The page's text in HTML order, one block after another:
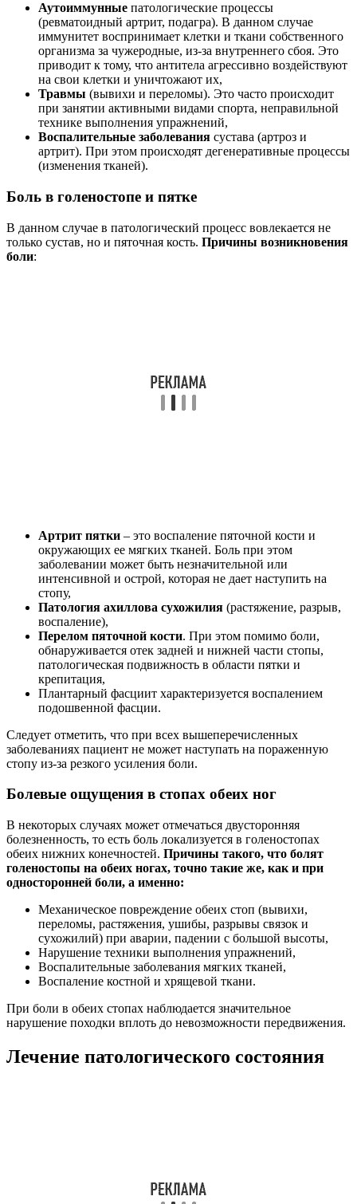
Аутоиммунные патологические процессы
(ревматоидный артрит, подагра). В данном случае
иммунитет воспринимает клетки и ткани собственного
организма за чужеродные, из-за внутреннего сбоя. Это
приводит к тому, что антитела агрессивно воздействуют
на свои клетки и уничтожают их,
Травмы (вывихи и переломы). Это часто происходит
при занятии активными видами спорта, неправильной
технике выполнения упражнений,
Воспалительные заболевания сустава (артроз и
артрит). При этом происходят дегенеративные процессы
(изменения тканей).
Боль в голеностопе и пятке
В данном случае в патологический процесс вовлекается не
только сустав, но и пяточная кость. Причины возникновения
боли:
Артрит пятки – это воспаление пяточной кости и
окружающих ее мягких тканей. Боль при этом
заболевании может быть незначительной или
интенсивной и острой, которая не дает наступить на
стопу,
Патология ахиллова сухожилия (растяжение, разрыв,
воспаление),
Перелом пяточной кости. При этом помимо боли,
обнаруживается отек задней и нижней части стопы,
патологическая подвижность в области пятки и
крепитация,
Плантарный фасциит характеризуется воспалением
подошвенной фасции.
Следует отметить, что при всех вышеперечисленных
заболеваниях пациент не может наступать на пораженную
стопу из-за резкого усиления боли.
Болевые ощущения в стопах обеих ног
В некоторых случаях может отмечаться двусторонняя
болезненность, то есть боль локализуется в голеностопах
обеих нижних конечностей. Причины такого, что болят
голеностопы на обеих ногах, точно такие же, как и при
односторонней боли, а именно:
Механическое повреждение обеих стоп (вывихи,
переломы, растяжения, ушибы, разрывы связок и
сухожилий) при аварии, падении с большой высоты,
Нарушение техники выполнения упражнений,
Воспалительные заболевания мягких тканей,
Воспаление костной и хрящевой ткани.
При боли в обеих стопах наблюдается значительное
нарушение походки вплоть до невозможности передвижения.
Лечение патологического состояния